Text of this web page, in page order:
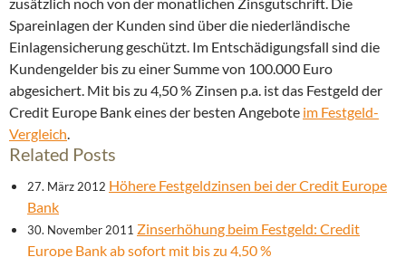
Spareinlagen der Kunden sind über die niederländische
Einlagensicherung geschützt. Im Entschädigungsfall sind die
Kundengelder bis zu einer Summe von 100.000 Euro
abgesichert. Mit bis zu 4,50 % Zinsen p.a. ist das Festgeld der
Credit Europe Bank eines der besten Angebote im Festgeld-
Vergleich.
Related Posts
27. März 2012 Höhere Festgeldzinsen bei der Credit Europe
Bank
30. November 2011 Zinserhöhung beim Festgeld: Credit
Europe Bank ab sofort mit bis zu 4,50 %